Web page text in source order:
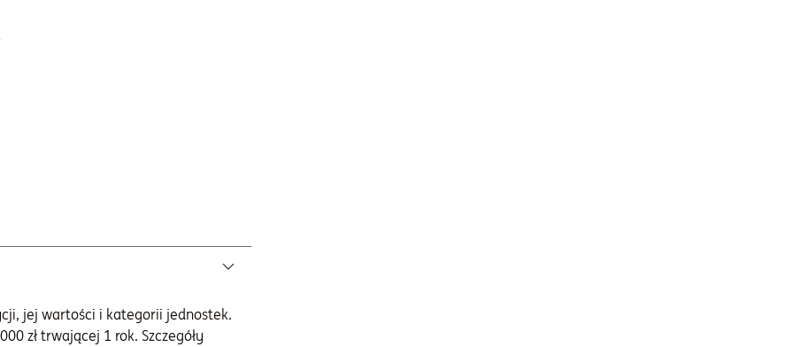
jej wartości i kategorii jednostek.
zł trwającej 1 rok. Szczegóły